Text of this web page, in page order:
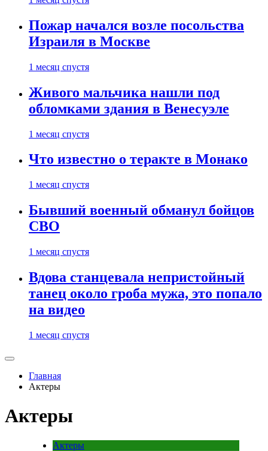
Пожар начался возле посольства
Израиля в Москве
1 месяц спустя
Живого мальчика нашли под
обломками здания в Венесуэле
1 месяц спустя
Что известно о теракте в Монако
1 месяц спустя
Бывший военный обманул бойцов
СВО
1 месяц спустя
Вдова станцевала непристойный
танец около гроба мужа, это попало
на видео
1 месяц спустя
Главная
Актеры
Актеры
Актеры